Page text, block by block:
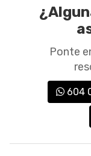
Ponte
604